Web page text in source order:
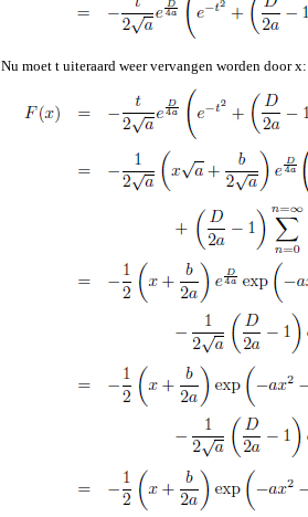
Nu moet t uiteraard weer vervangen worden door x: